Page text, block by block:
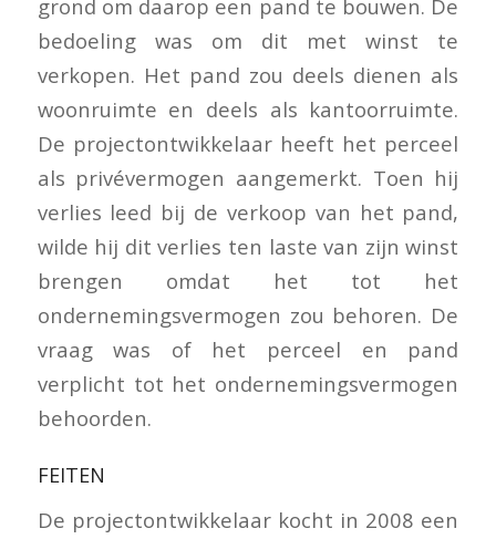
grond om daarop een pand te bouwen. De
bedoeling was om dit met winst te
verkopen. Het pand zou deels dienen als
woonruimte en deels als kantoorruimte.
De projectontwikkelaar heeft het perceel
als privévermogen aangemerkt. Toen hij
verlies leed bij de verkoop van het pand,
wilde hij dit verlies ten laste van zijn winst
brengen omdat het tot het
ondernemingsvermogen zou behoren. De
vraag was of het perceel en pand
verplicht tot het ondernemingsvermogen
behoorden.
FEITEN
De projectontwikkelaar kocht in 2008 een